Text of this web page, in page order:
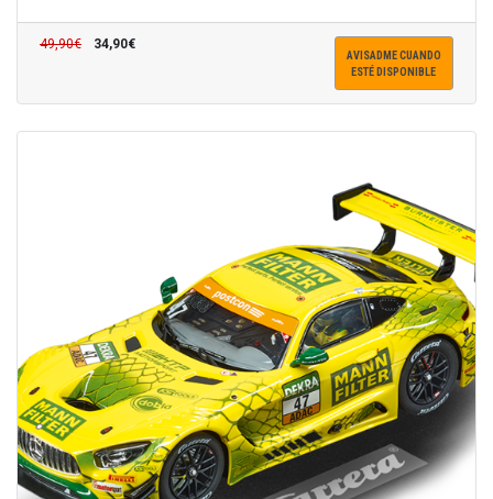
49,90€ 34,90€
AVISADME CUANDO
ESTÉ DISPONIBLE